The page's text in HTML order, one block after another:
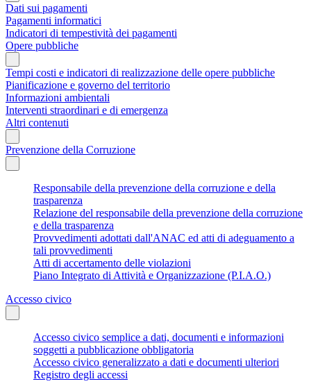
Dati sui pagamenti
Pagamenti informatici
Indicatori di tempestività dei pagamenti
Opere pubbliche
Tempi costi e indicatori di realizzazione delle opere pubbliche
Pianificazione e governo del territorio
Informazioni ambientali
Interventi straordinari e di emergenza
Altri contenuti
Prevenzione della Corruzione
Responsabile della prevenzione della corruzione e della
trasparenza
Relazione del responsabile della prevenzione della corruzione
e della trasparenza
Provvedimenti adottati dall'ANAC ed atti di adeguamento a
tali provvedimenti
Atti di accertamento delle violazioni
Piano Integrato di Attività e Organizzazione (P.I.A.O.)
Accesso civico
Accesso civico semplice a dati, documenti e informazioni
soggetti a pubblicazione obbligatoria
Accesso civico generalizzato a dati e documenti ulteriori
Registro degli accessi